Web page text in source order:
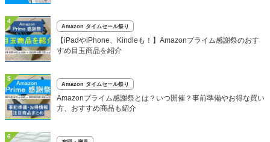
4
Amazon タイムセール祭り
【iPadやiPhone、Kindleも！】Amazonプライム感謝祭のおす
すめ目玉商品を紹介
5
Amazon タイムセール祭り
Amazonプライム感謝祭とは？いつ開催？事前準備やお得な買い
方、おすすめ商品も紹介
6